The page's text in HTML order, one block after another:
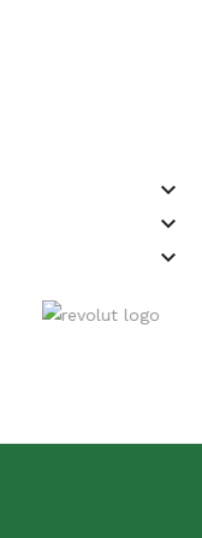
keyboard_arrow_down
keyboard_arrow_down
keyboard_arrow_down